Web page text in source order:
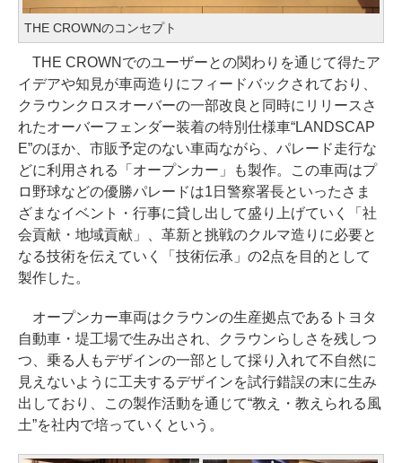
THE CROWNのコンセプト
THE CROWNでのユーザーとの関わりを通じて得たア
イデアや知見が車両造りにフィードバックされており、
クラウンクロスオーバーの一部改良と同時にリリースさ
れたオーバーフェンダー装着の特別仕様車“LANDSCAP
E”のほか、市販予定のない車両ながら、パレード走行な
どに利用される「オープンカー」も製作。この車両はプ
ロ野球などの優勝パレードは1日警察署長といったさま
ざまなイベント・行事に貸し出して盛り上げていく「社
会貢献・地域貢献」、革新と挑戦のクルマ造りに必要と
なる技術を伝えていく「技術伝承」の2点を目的として
製作した。
オープンカー車両はクラウンの生産拠点であるトヨタ
自動車・堤工場で生み出され、クラウンらしさを残しつ
つ、乗る人もデザインの一部として採り入れて不自然に
見えないように工夫するデザインを試行錯誤の末に生み
出しており、この製作活動を通じて“教え・教えられる風
土”を社内で培っていくという。